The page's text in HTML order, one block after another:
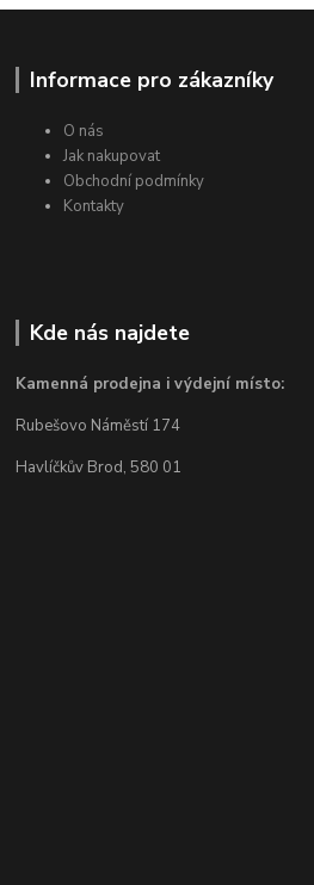
Informace pro zákazníky
O nás
Jak nakupovat
Obchodní podmínky
Kontakty
Kde nás najdete
Kamenná prodejna i výdejní místo:
Rubešovo Náměstí 174
Havlíčkův Brod, 580 01